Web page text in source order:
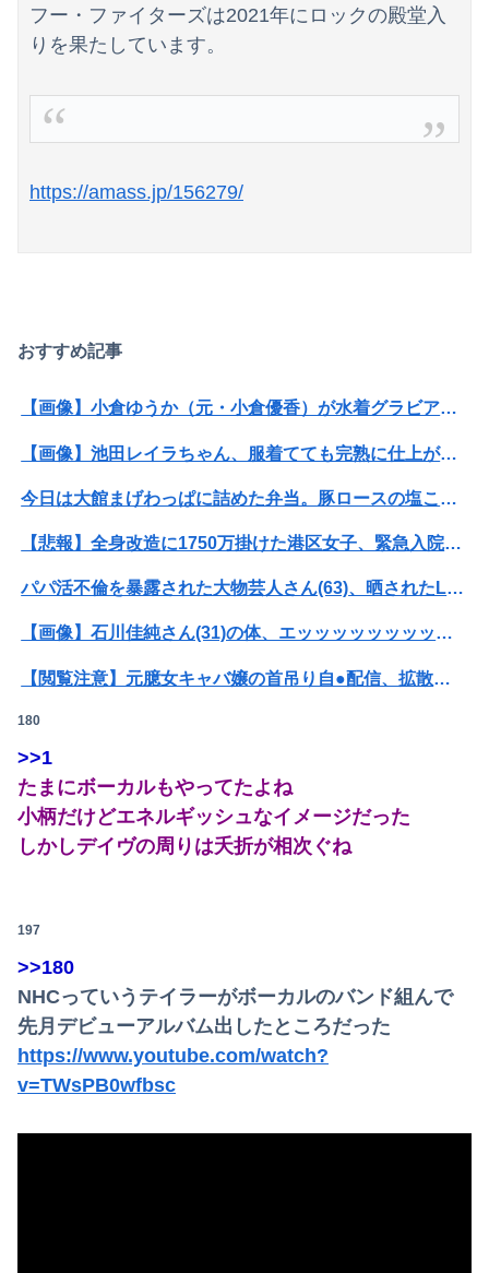
Powered by livedoor 相互RSS
フー・ファイターズは2021年にロックの殿堂入
りを果たしています。
https://amass.jp/156279/
おすすめ記事
【画像】小倉ゆうか（元・小倉優香）が水着グラビア復帰ｗｗｗｗｗ
【画像】池田レイラちゃん、服着てても完熟に仕上がるｗｗｗｗｗｗｗｗｗｗｗｗｗｗ
今日は大館まげわっぱに詰めた弁当。豚ロースの塩こうじ＆ガーリック焼き
【悲報】全身改造に1750万掛けた港区女子、緊急入院でNHK報道局との合コンをキャンセル
パパ活不倫を暴露された大物芸人さん(63)、晒されたLINEが面白すぎるｗｗｗｗｗｗｗｗｗ(画像ｱﾘ)
【画像】石川佳純さん(31)の体、エッッッッッッッッッッッッッッッッッ！
【閲覧注意】元臆女キャバ嬢の首吊り自●配信、拡散されまくって終わるｗｗｗｗｗｗｗ
独身時代毎朝トメに駅まで送ってもらってた夫「おい駅まで送れよ」私「だって子供寝てるのよ」夫「起こせばいいだろ！」私「歩いて行ける距離でしょう！」夫「俺は仕事なんだぞ！」
180
>>1
たまにボーカルもやってたよね
小柄だけどエネルギッシュなイメージだった
しかしデイヴの周りは夭折が相次ぐね
197
>>180
NHCっていうテイラーがボーカルのバンド組んで
先月デビューアルバム出したところだった
https://www.youtube.com/watch?
v=TWsPB0wfbsc